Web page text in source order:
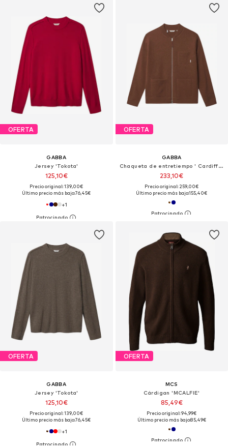
OFERTA
GABBA
Jersey 'Tokota'
125,10€
Precio original: 139,00€
Último precio más bajo:76,45€
+1
OFERTA
GABBA
Chaqueta de entretiempo ' Cardiff Led '
233,10€
Precio original: 259,00€
Último precio más bajo:155,40€
OFERTA
GABBA
Jersey 'Tokota'
125,10€
Precio original: 139,00€
Último precio más bajo:76,45€
+1
OFERTA
MCS
Cárdigan 'MCALFIE'
85,49€
Precio original: 94,99€
Último precio más bajo:85,49€